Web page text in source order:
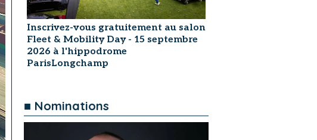
Inscrivez-vous gratuitement au salon
Fleet & Mobility Day - 15 septembre
2026 à l'hippodrome
ParisLongchamp
■ Nominations